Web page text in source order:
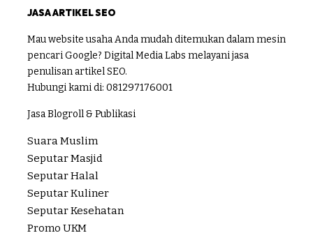
JASA ARTIKEL SEO
Mau website usaha Anda mudah ditemukan dalam mesin
pencari Google? Digital Media Labs melayani jasa
penulisan artikel SEO.
Hubungi kami di: 081297176001
Jasa Blogroll & Publikasi
Suara Muslim
Seputar Masjid
Seputar Halal
Seputar Kuliner
Seputar Kesehatan
Promo UKM